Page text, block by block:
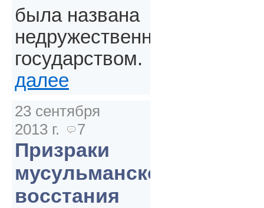
была названа
недружественным
государством.
далее
23 сентября
2013 г.
7
Призраки
мусульманского
восстания